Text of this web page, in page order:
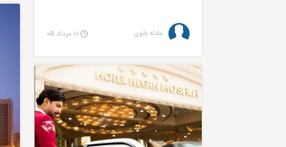
عادله بانوی ۰۱ مرداد ۰۵